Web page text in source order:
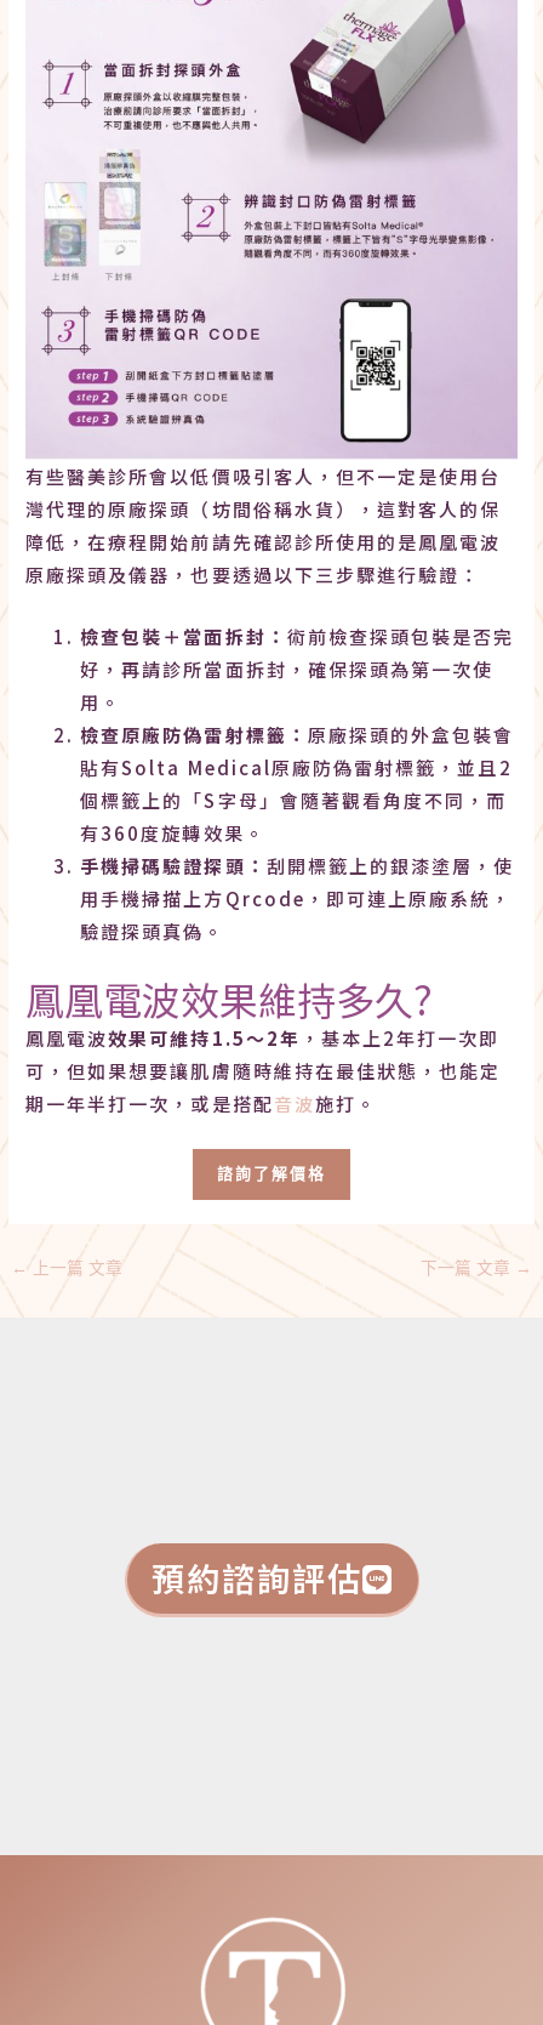
有些醫美診所會以低價吸引客人，但不一定是使用台
灣代理的原廠探頭（坊間俗稱水貨），這對客人的保
障低，在療程開始前請先確認診所使用的是鳳凰電波
原廠探頭及儀器，也要透過以下三步驟進行驗證：
檢查包裝＋當面拆封： 術前檢查探頭包裝是否完
好，再請診所當面拆封，確保探頭為第一次使
用。
檢查原廠防偽雷射標籤： 原廠探頭的外盒包裝會
貼有Solta Medical原廠防偽雷射標籤，並且2
個標籤上的「S字母」會隨著觀看角度不同，而
有360度旋轉效果。
手機掃碼驗證探頭： 刮開標籤上的銀漆塗層，使
用手機掃描上方Qrcode，即可連上原廠系統，
驗證探頭真偽。
鳳凰電波效果維持多久?
鳳凰電波效果可維持1.5～2年 ，基本上2年打一次即
可，但如果想要讓肌膚隨時維持在最佳狀態，也能定
期一年半打一次，或是搭配音波施打。
諮詢了解價格
← 上一篇 文章 下一篇 文章 →
預約諮詢評估